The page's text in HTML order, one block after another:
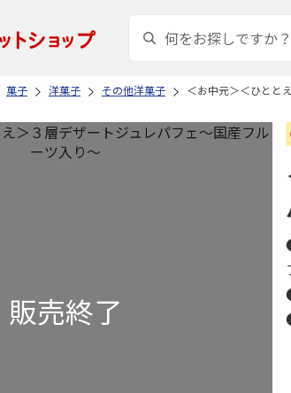
菓子 洋菓子 その他洋菓子 ＜お中元＞＜ひとと